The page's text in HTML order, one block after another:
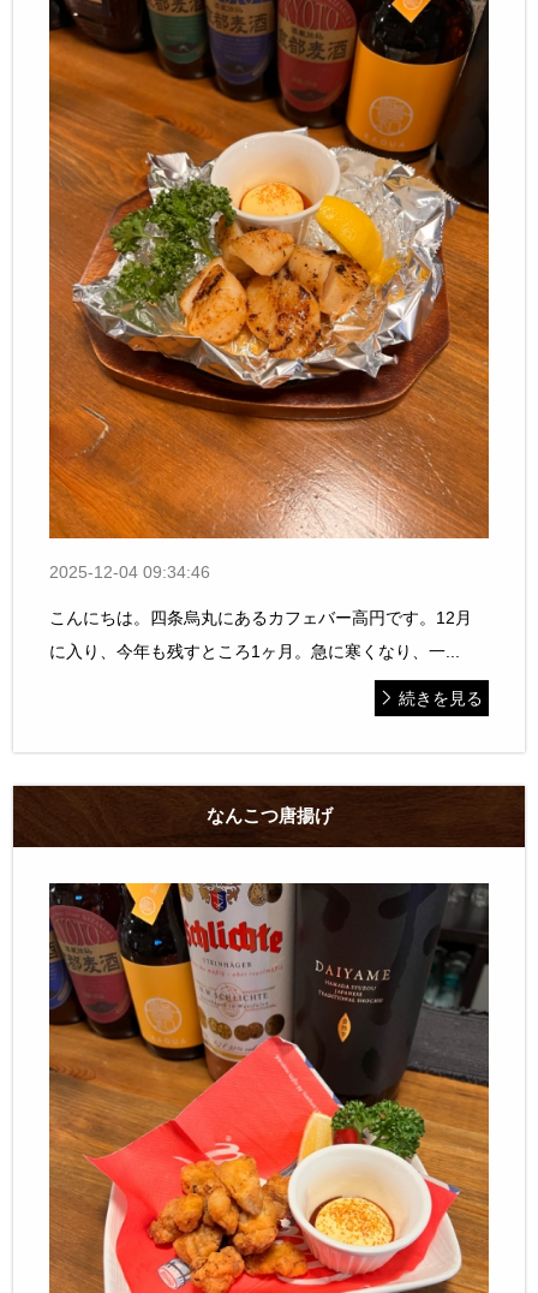
2025-12-04 09:34:46
こんにちは。四条烏丸にあるカフェバー高円です。12月
に入り、今年も残すところ1ヶ月。急に寒くなり、一...
続きを見る
なんこつ唐揚げ